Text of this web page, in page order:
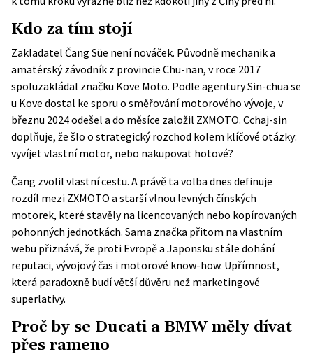
Kdo za tím stojí
Zakladatel Čang Süe není nováček. Původně mechanik a
amatérský závodník z provincie Chu-nan, v roce 2017
spoluzakládal značku Kove Moto. Podle agenturySin-chua se
u Kove dostal ke sporu o směřování motorového vývoje, v
březnu 2024 odešel a do měsíce založil ZXMOTO. Cchaj-sin
doplňuje, že šlo o strategický rozchod kolem klíčové otázky:
vyvíjet vlastní motor, nebo nakupovat hotové?
Čang zvolil vlastní cestu. A právě ta volba dnes definuje
rozdíl mezi ZXMOTO a starší vlnou levných čínských
motorek, které stavěly na licencovaných nebo kopírovaných
pohonných jednotkách. Sama značka přitom na vlastním
webu přiznává, že proti Evropě a Japonsku stále dohání
reputaci, vývojový čas i motorové know-how. Upřímnost,
která paradoxně budí větší důvěru než marketingové
superlativy.
Proč by se Ducati a BMW měly dívat
přes rameno